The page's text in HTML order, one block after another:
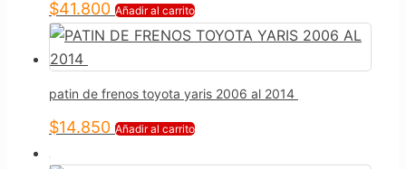
$41.800 Añadir al carrito
patin de frenos toyota yaris 2006 al 2014
$14.850 Añadir al carrito